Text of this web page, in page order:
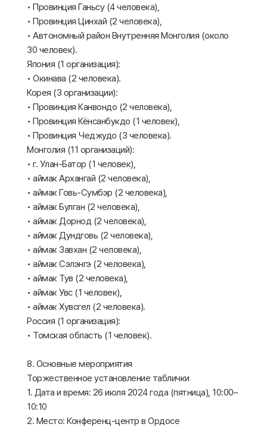
• Провинция Ганьсу (4 человека),
• Провинция Цинхай (2 человека),
• Автономный район Внутренняя Монголия (около
30 человек).
Япония (1 организация):
• Окинава (2 человека).
Корея (3 организации):
• Провинция Канвондо (2 человека),
• Провинция Кёнсанбукдо (1 человек),
• Провинция Чеджудо (3 человека).
Монголия (11 организаций):
• г. Улан-Батор (1 человек),
• аймак Архангай (2 человека),
• аймак Говь-Сумбэр (2 человека),
• аймак Булган (2 человека),
• аймак Дорнод (2 человека),
• аймак Дундговь (2 человека),
• аймак Завхан (2 человека),
• аймак Сэлэнгэ (2 человека),
• аймак Тув (2 человека),
• аймак Увс (1 человек),
• аймак Хувсгел (2 человека).
Россия (1 организация):
• Томская область (1 человек).
8. Основные мероприятия
Торжественное установление таблички
1. Дата и время: 26 июля 2024 года (пятница), 10:00–
10:10
2. Место: Конференц-центр в Ордосе